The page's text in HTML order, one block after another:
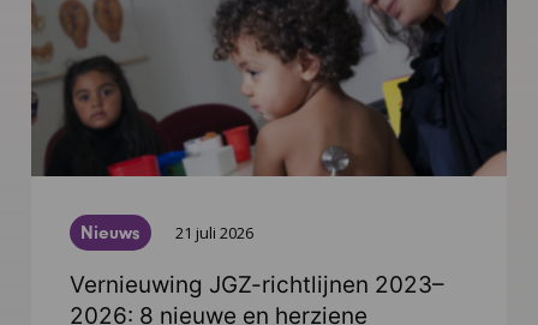
Nieuws 21 juli 2026
Vernieuwing JGZ-richtlijnen 2023–
2026: 8 nieuwe en herziene